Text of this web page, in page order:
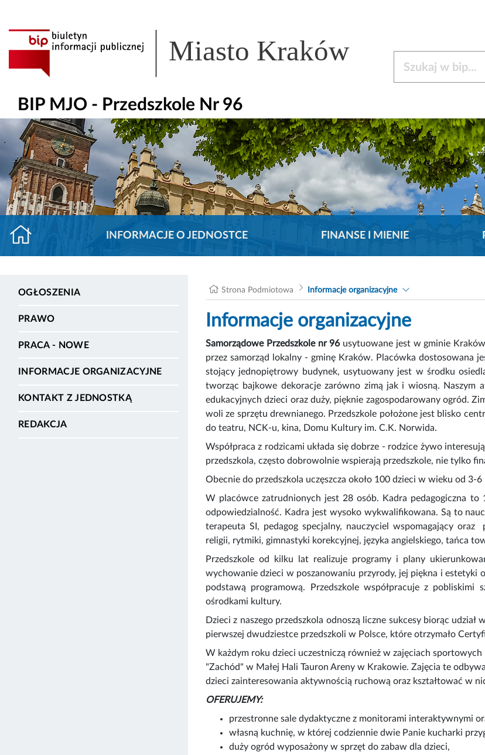
Miasto Kraków
BIP MJO - Przedszkole Nr 96
INFORMACJE O JEDNOSTCE FINANSE I MIENIE
OGŁOSZENIA
PRAWO
PRACA - NOWE
INFORMACJE ORGANIZACYJNE
KONTAKT Z JEDNOSTKĄ
REDAKCJA
Strona Podmiotowa Informacje organizacyjne
Informacje organizacyjne
Samorządowe Przedszkole nr 96usytuowane jest w gminie
przez samorząd lokalny - gminę Kraków. Placówka dostosowana
stojący jednopiętrowy budynek, usytuowany jest w środku
tworząc bajkowe dekoracje zarówno zimą jak i wiosną.
edukacyjnych dzieci oraz duży, pięknie zagospodarowany ogród.
woli ze sprzętu drewnianego. Przedszkole położone jest blisko
do teatru, NCK-u, kina, Domu Kultury im. C.K. Norwida.
Współpraca z rodzicami układa się dobrze - rodzice żywo
przedszkola, często dobrowolnie wspierają przedszkole, nie tylko
Obecnie do przedszkola uczęszcza około 100 dzieci w wieku od 3-
W placówce zatrudnionych jest 28 osób. Kadra pedagogiczna to
odpowiedzialność. Kadra jest wysoko wykwalifikowana. Są to
terapeuta SI, pedagog specjalny, nauczyciel wspomagający
religii, rytmiki, gimnastyki korekcyjnej, języka angielskiego, tańca
Przedszkole od kilku lat realizuje programy i plany
wychowanie dzieci w poszanowaniu przyrody, jej piękna i estetyki
podstawą programową. Przedszkole współpracuje z pobliskimi
ośrodkami kultury.
Dzieci z naszego przedszkola odnoszą liczne sukcesy biorąc
pierwszej dwudziestce przedszkoli w Polsce, które otrzymało
W każdym roku dzieci uczestniczą również w zajęciach sportowych
"Zachód" w Małej Hali Tauron Areny w Krakowie. Zajęcia te
dzieci zainteresowania aktywnością ruchową oraz kształtować w
OFERUJEMY:
przestronne sale dydaktyczne z monitorami interaktywnymi
własną kuchnię, w której codziennie dwie Panie kucharki
duży ogród wyposażony w sprzęt do zabaw dla dzieci,